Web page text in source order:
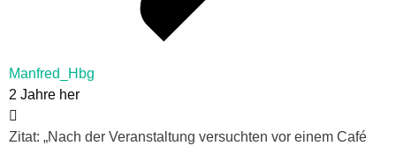
Manfred_Hbg
2 Jahre her
Zitat: „Nach der Veranstaltung versuchten vor einem Café